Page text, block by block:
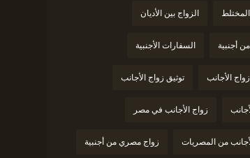
المختلط الزواج بين الأديان
أجنبية السفارات الأجنبية
الأجانب توثيق زواج الأجانب
زواج الأجانب في مصر
من المصريات زواج مصري من أجنبية